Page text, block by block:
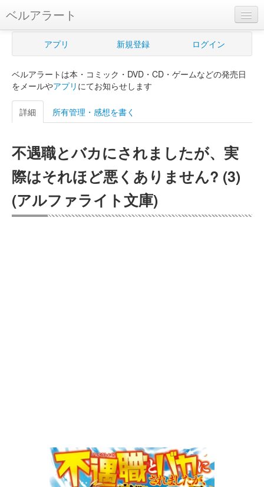
ベルアラート
ベルアラートとは
新規登録
ログイン
購入管理
Myシェルフ
プレミアム
アプリ 新規登録 ログイン
ベルアラートは本・コミック・DVD・CD・ゲームなどの発売日
をメールやアプリ にてお知らせします
詳細 所有管理・感想を書く
不遇職とバカにされましたが、実
際はそれほど悪くありません? (3)
(アルファライト文庫)